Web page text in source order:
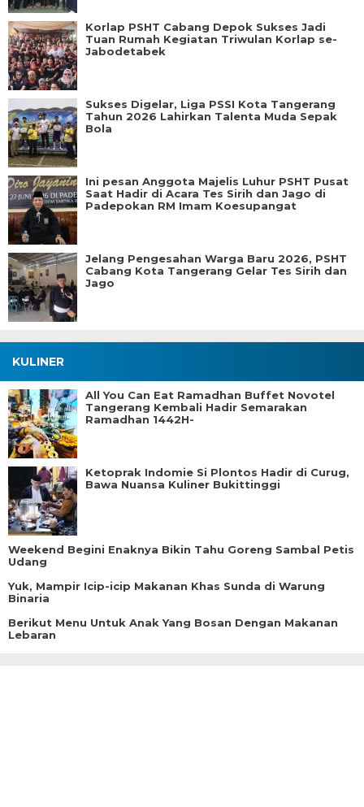
Korlap PSHT Cabang Depok Sukses Jadi
Tuan Rumah Kegiatan Triwulan Korlap se-
Jabodetabek
Sukses Digelar, Liga PSSI Kota Tangerang
Tahun 2026 Lahirkan Talenta Muda Sepak
Bola
Ini pesan Anggota Majelis Luhur PSHT Pusat
Saat Hadir di Acara Tes Sirih dan Jago di
Padepokan RM Imam Koesupangat
Jelang Pengesahan Warga Baru 2026, PSHT
Cabang Kota Tangerang Gelar Tes Sirih dan
Jago
KULINER
All You Can Eat Ramadhan Buffet Novotel
Tangerang Kembali Hadir Semarakan
Ramadhan 1442H-
Ketoprak Indomie Si Plontos Hadir di Curug,
Bawa Nuansa Kuliner Bukittinggi
Weekend Begini Enaknya Bikin Tahu Goreng Sambal Petis
Udang
Yuk, Mampir Icip-icip Makanan Khas Sunda di Warung
Binaria
Berikut Menu Untuk Anak Yang Bosan Dengan Makanan
Lebaran